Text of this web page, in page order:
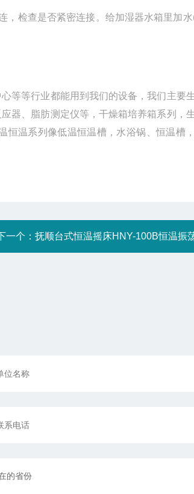
，检查是否紧密连接。给加湿器水箱里加
等等行业都能用到我们的设备，我们主要
器、脂肪测定仪等，干燥箱培养箱系列，
恒温系列像低温恒温槽，水浴锅、恒温槽
一个： 抚顺台式恒温摇床HNY-100B恒温振